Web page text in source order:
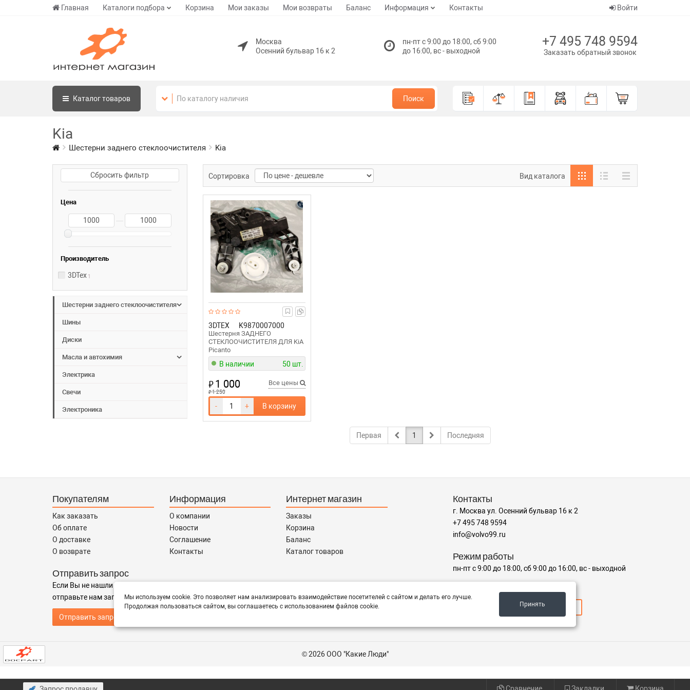
Главная Каталоги подбора Корзина Мои заказы Мои возвраты Баланс Информация Контакты Войти
Москва
Осенний бульвар 16 к 2
пн-пт с 9:00 до 18:00, сб 9:00
до 16:00, вс - выходной
+7 495 748 9594
Заказать обратный звонок
Каталогтоваров Поиск
Kia
Шестерни заднего стеклоочистителя Kia
Сбросить фильтр
Цена
—
Производитель
3DTex 1
Шестерни заднего стеклоочистителя
Шины
Диски
Масла и автохимия
Электрика
Свечи
Электроника
Сортировка Вид каталога
3DTEX K9870007000
Шестерня ЗАДНЕГО
СТЕКЛООЧИСТИТЕЛЯ ДЛЯ KiA
Picanto
В наличии 50 шт.
₽1 000
₽1 250
Все цены
- + В корзину
Первая 1 Последняя
Покупателям
Как заказать
Об оплате
О доставке
О возврате
Информация
О компании
Новости
Соглашение
Контакты
Интернет магазин
Заказы
Корзина
Баланс
Каталог товаров
Отправить запрос
Если Вы не нашли нужные запчасти, или Вам требуется помощь в подборе,
отправьте нам запрос - мы Вам поможем
Отправить запрос продавцу
Контакты
г. Москва ул. Осенний бульвар 16 к 2
+7 495 748 9594
info@volvo99.ru
Режим работы
пн-пт с 9:00 до 18:00, сб 9:00 до 16:00, вс - выходной
Принимаем к оплате
© 2026 ООО "Какие Люди"
Мы используем cookie. Это позволяет нам анализировать взаимодействие посетителей с сайтом и делать его лучше.
Продолжая пользоваться сайтом, вы соглашаетесь с использованием файлов cookie.
Принять